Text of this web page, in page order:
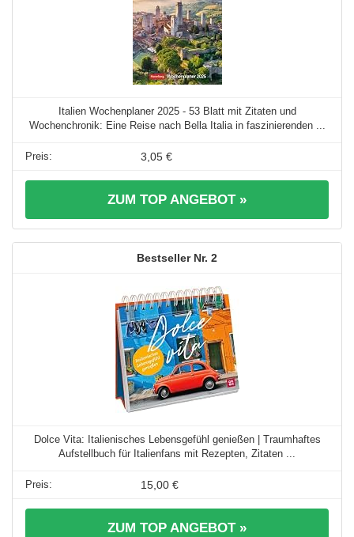
Italien Wochenplaner 2025 - 53 Blatt mit Zitaten und
Wochenchronik: Eine Reise nach Bella Italia in faszinierenden ...
3,05 €
ZUM TOP ANGEBOT »
2
Dolce Vita: Italienisches Lebensgefühl genießen | Traumhaftes
Aufstellbuch für Italienfans mit Rezepten, Zitaten ...
15,00 €
ZUM TOP ANGEBOT »